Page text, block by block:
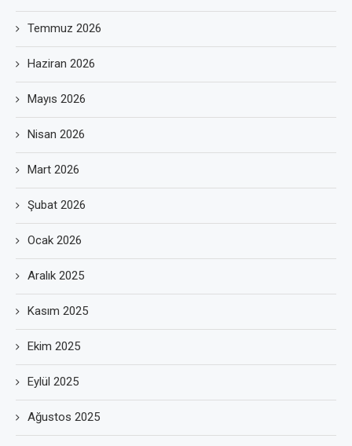
Temmuz 2026
Haziran 2026
Mayıs 2026
Nisan 2026
Mart 2026
Şubat 2026
Ocak 2026
Aralık 2025
Kasım 2025
Ekim 2025
Eylül 2025
Ağustos 2025